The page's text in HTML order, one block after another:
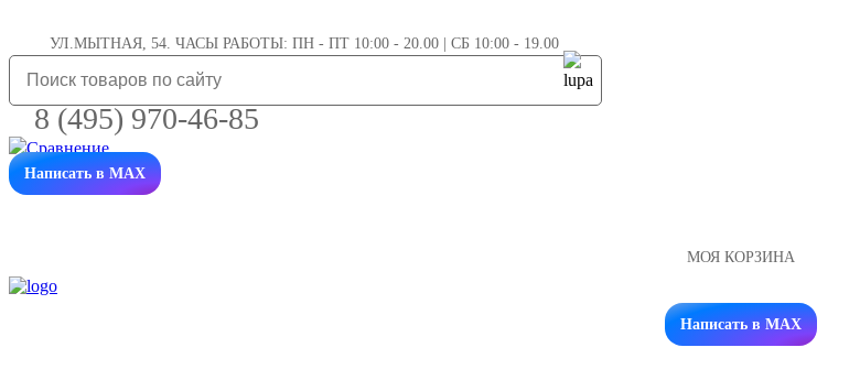
УЛ.МЫТНАЯ, 54. ЧАСЫ РАБОТЫ: ПН - ПТ 10:00 - 20.00 | СБ 10:00 - 19.00
8 (495) 970-46-85
Написать в MAX
МОЯ КОРЗИНА
Заказать звонок
Написать в MAX